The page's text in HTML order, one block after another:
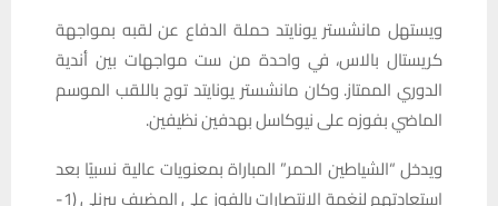
ويستهل مانشستر يونايتد حملة الدفاع عن لقبه بمواجهة
كريستال بالاس، في واحدة من ست مواجهات بين أندية
الدوري الممتاز. وكان مانشستر يونايتد توج باللقب الموسم
الماضي بفوزه على نيوكاسل بهدفين نظيفين.
ويدخل “الشياطين الحمر” المباراة بمعنويات عالية نسبيًا بعد
استعادتهم لنغمة الانتصارات بالفوز على المضيف بيرنلي (1-